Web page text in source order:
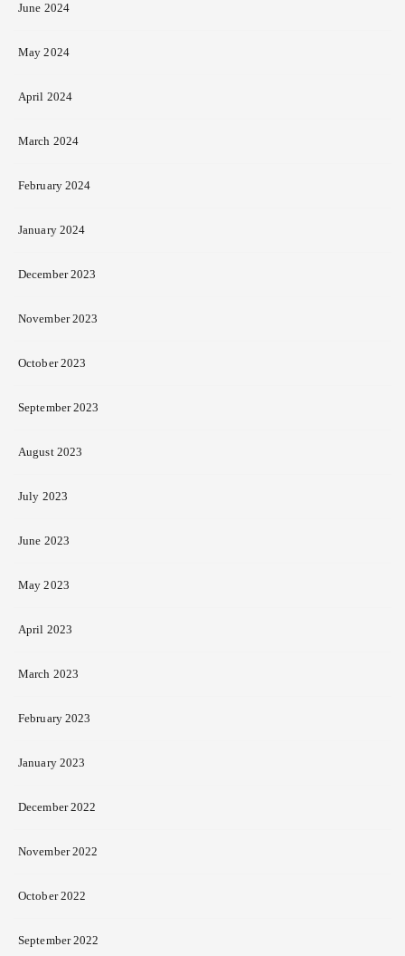
June 2024
May 2024
April 2024
March 2024
February 2024
January 2024
December 2023
November 2023
October 2023
September 2023
August 2023
July 2023
June 2023
May 2023
April 2023
March 2023
February 2023
January 2023
December 2022
November 2022
October 2022
September 2022